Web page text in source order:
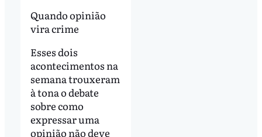
Quando opinião
vira crime
Esses dois
acontecimentos na
semana trouxeram
à tona o debate
sobre como
expressar uma
opinião não deve